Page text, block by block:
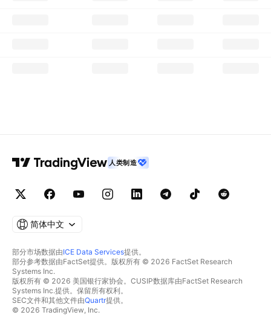
人类制造
简体中文
部分市场数据由ICE Data Services提供。
部分参考数据由FactSet提供。版权所有 © 2026 FactSet Research
Systems Inc.
版权所有 © 2026 美国银行家协会。CUSIP数据库由FactSet Research
Systems Inc.提供。保留所有权利。
SEC文件和其他文件由Quartr提供。
© 2026 TradingView, Inc.